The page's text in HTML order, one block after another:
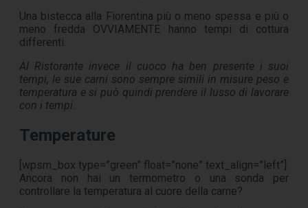
Una bistecca alla Fiorentina più o meno spessa e più o
meno fredda OVVIAMENTE hanno tempi di cottura
differenti.
Al Ristorante invece il cuoco ha ben presente i suoi
tempi, le sue carni sono sempre simili in misure peso e
temperatura e si può quindi prendere il lusso di lavorare
con i tempi.
Temperature
[wpsm_box type=”green” float=”none” text_align=”left”]
Ancora non hai un termometro o una sonda per
controllare la temperatura al cuore della carne?